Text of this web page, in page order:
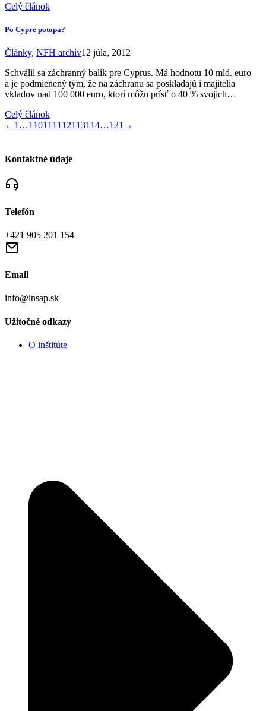
Celý článok
Po Cypre potopa?
Články, NFH archív12 júla, 2012
Schválil sa záchranný balík pre Cyprus. Má hodnotu 10 mld. euro
a je podmienený tým, že na záchranu sa poskladajú i majitelia
vkladov nad 100 000 euro, ktorí môžu prísť o 40 % svojich…
Celý článok
← 1 …110111 112113114…121 →
Kontaktné údaje
Telefón
+421 905 201 154
Email
info@insap.sk
Užitočné odkazy
O inštitúte